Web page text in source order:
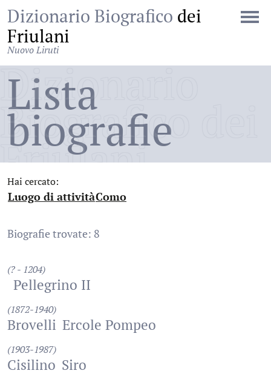
Dizionario Biografico dei
Friulani
Nuovo Liruti
Dizionario
Biografico dei
Friulani
Lista
biografie
Hai cercato:
Luogo di attività
:Como
Biografie trovate: 8
(? - 1204)
Pellegrino II
(1872-1940)
Brovelli Ercole Pompeo
(1903-1987)
Cisilino Siro